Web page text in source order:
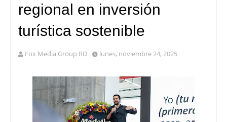
regional en inversión
turística sostenible
Fox Media Group RD lunes, noviembre 24, 2025